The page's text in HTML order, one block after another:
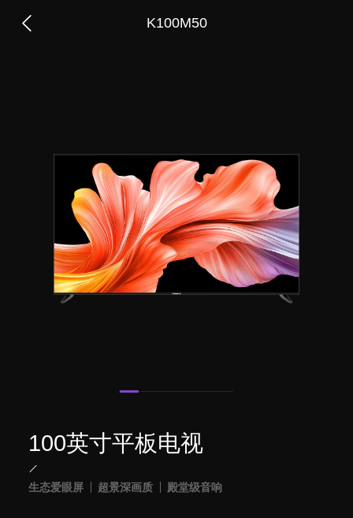
K100M50
100英寸平板电视
生态爱眼屏 超景深画质 殿堂级音响